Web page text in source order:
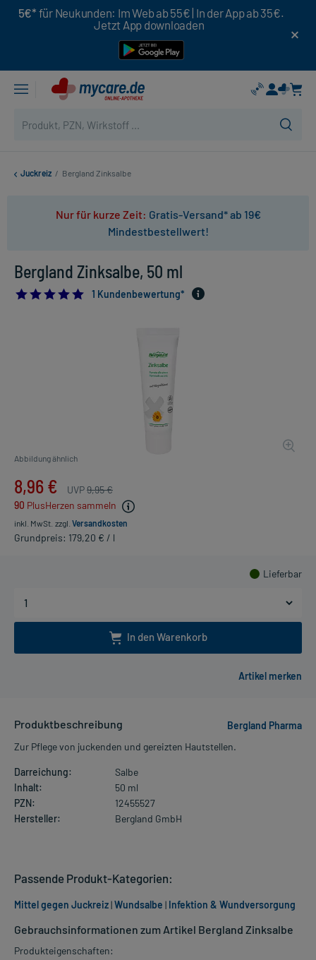
5€* für Neukunden: Im Web ab 55€ | In der App ab 35€.
Jetzt App downloaden
Juckreiz / Bergland Zinksalbe
Nur für kurze Zeit: Gratis-Versand* ab 19€
Mindestbestellwert!
Bergland Zinksalbe, 50 ml
5.01 Kundenbewertung*
Abbildung ähnlich
8,96 € UVP9,95 €
90 PlusHerzen sammeln
inkl. MwSt. zzgl. Versandkosten
Grundpreis: 179,20 € / l
Lieferbar
In den Warenkorb
Produktbeschreibung
Bergland Pharma
Zur Pflege von juckenden und gereizten Hautstellen.
Darreichung:
Salbe
Inhalt:
50 ml
PZN:
12455527
Hersteller:
Bergland GmbH
Gebrauchsinformationen zum Artikel Bergland Zinksalbe
Produkteigenschaften:
Passende Produkt-Kategorien:
Mittel gegen Juckreiz|Wundsalbe | Infektion & Wundversorgung